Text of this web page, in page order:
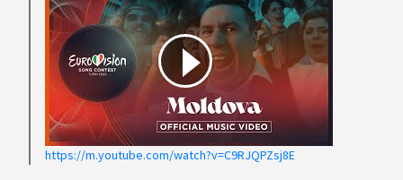
https://m.youtube.com/watch?v=C9RJQPZsj8E